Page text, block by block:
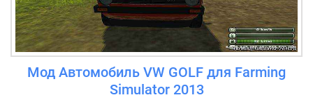
Мод Автомобиль VW GOLF для Farming
Simulator 2013